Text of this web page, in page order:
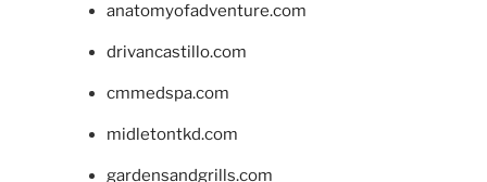
anatomyofadventure.com
drivancastillo.com
cmmedspa.com
midletontkd.com
gardensandgrills.com